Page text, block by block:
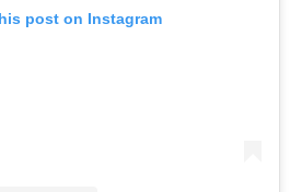
post on Instagram